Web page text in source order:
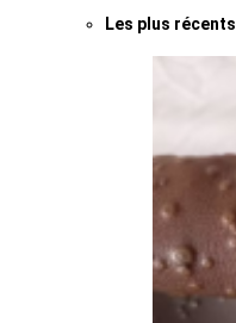
Les plus récents